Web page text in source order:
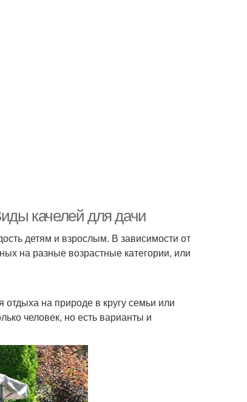
качелей для дачи
детям и взрослым. В зависимости от
на разные возрастные категории, или
на природе в кругу семьи или
человек, но есть варианты и